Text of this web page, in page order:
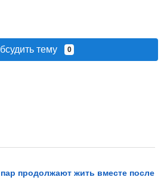
тему 0
пар продолжают жить вместе после